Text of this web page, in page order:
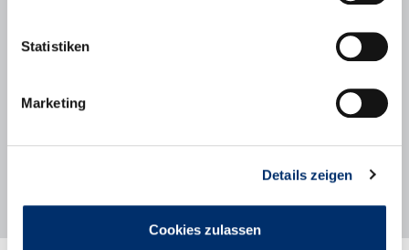
Statistiken
Marketing
Details zeigen
Cookies zulassen
Downloads
Typ Dokument (Dateiname) Dateigröße
Bebauungsplan Nr. 50 - Festsetzungen
397,7 KB